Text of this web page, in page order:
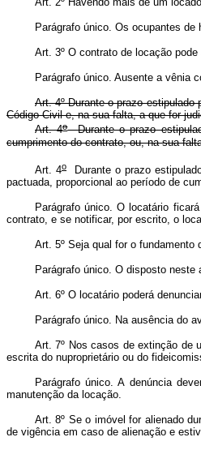
Parágrafo único. Os ocupantes
Art. 3º O contrato de locação
Parágrafo único. Ausente a vênia
Art. 4º Durante o prazo
Código Civil e, na sua falta, a que for
Art. 4oDurante o prazo
cumprimento do contrato, ou, na sua
Art. 4o Durante o prazo
pactuada, proporcional ao período de
Parágrafo único. O locatário
contrato, e se notificar, por escrito, o
Art. 5º Seja qual for o fundamento
Parágrafo único. O disposto
Art. 6º O locatário poderá
Parágrafo único. Na ausência do
Art. 7º Nos casos de extinção de
escrita do nuproprietário ou do
Parágrafo único. A denúncia
manutenção da locação.
Art. 8º Se o imóvel for alienado
de vigência em caso de alienação e